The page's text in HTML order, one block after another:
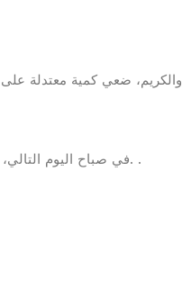
والكريم، ضعي كمية معتدلة على
في صباح اليوم التالي، . .